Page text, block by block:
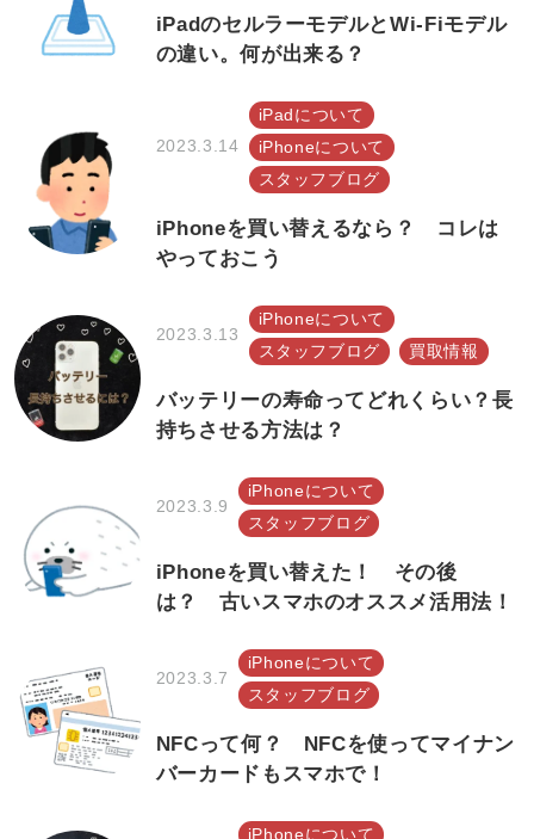
iPadのセルラーモデルとWi-Fiモデル
の違い。何が出来る？
2023.3.14
iPadについて
iPhoneについて
スタッフブログ
iPhoneを買い替えるなら？ コレは
やっておこう
2023.3.13
iPhoneについて
スタッフブログ
買取情報
バッテリーの寿命ってどれくらい？長
持ちさせる方法は？
2023.3.9
iPhoneについて
スタッフブログ
iPhoneを買い替えた！ その後
は？ 古いスマホのオススメ活用法！
2023.3.7
iPhoneについて
スタッフブログ
NFCって何？ NFCを使ってマイナン
バーカードもスマホで！
iPhoneについて